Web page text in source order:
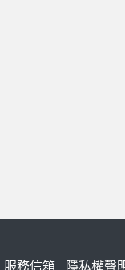
服務信箱 隱私權聲